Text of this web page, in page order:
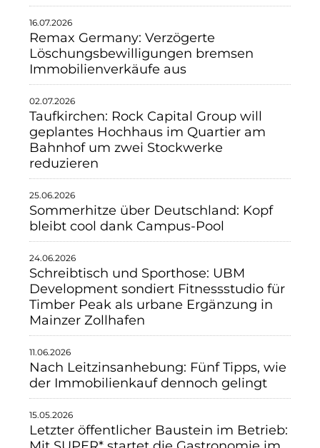
16.07.2026
Remax Germany: Verzögerte
Löschungsbewilligungen bremsen
Immobilienverkäufe aus
02.07.2026
Taufkirchen: Rock Capital Group will
geplantes Hochhaus im Quartier am
Bahnhof um zwei Stockwerke
reduzieren
25.06.2026
Sommerhitze über Deutschland: Kopf
bleibt cool dank Campus-Pool
24.06.2026
Schreibtisch und Sporthose: UBM
Development sondiert Fitnessstudio für
Timber Peak als urbane Ergänzung in
Mainzer Zollhafen
11.06.2026
Nach Leitzinsanhebung: Fünf Tipps, wie
der Immobilienkauf dennoch gelingt
15.05.2026
Letzter öffentlicher Baustein im Betrieb: